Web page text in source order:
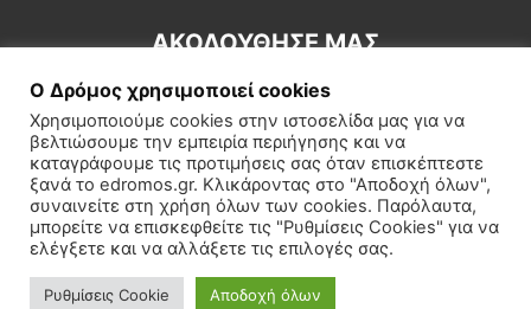
ΑΚΟΛΟΥΘΗΣΕ ΜΑΣ
Εγγραφή συνδρομητή Πολιτική Διεθνή Κοινωνία
Πολιτισμός Αφιερώματα
Ο Δρόμος χρησιμοποιεί cookies
Χρησιμοποιούμε cookies στην ιστοσελίδα μας για να
βελτιώσουμε την εμπειρία περιήγησης και να
καταγράφουμε τις προτιμήσεις σας όταν επισκέπτεστε
ξανά το edromos.gr. Κλικάροντας στο "Αποδοχή όλων",
συναινείτε στη χρήση όλων των cookies. Παρόλαυτα,
μπορείτε να επισκεφθείτε τις "Ρυθμίσεις Cookies" για να
ελέγξετε και να αλλάξετε τις επιλογές σας.
Ρυθμίσεις Cookie Αποδοχή όλων